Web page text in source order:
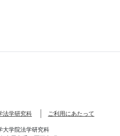
法学研究科
ご利用にあたって
大学院法学研究科